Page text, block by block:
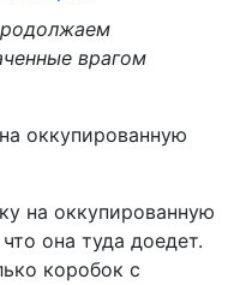
врагом
на оккупированную
она туда доедет.
коробок с